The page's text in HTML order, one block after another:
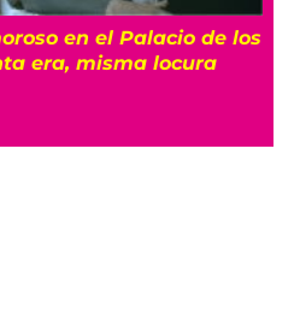
en el Palacio de los
era, misma locura